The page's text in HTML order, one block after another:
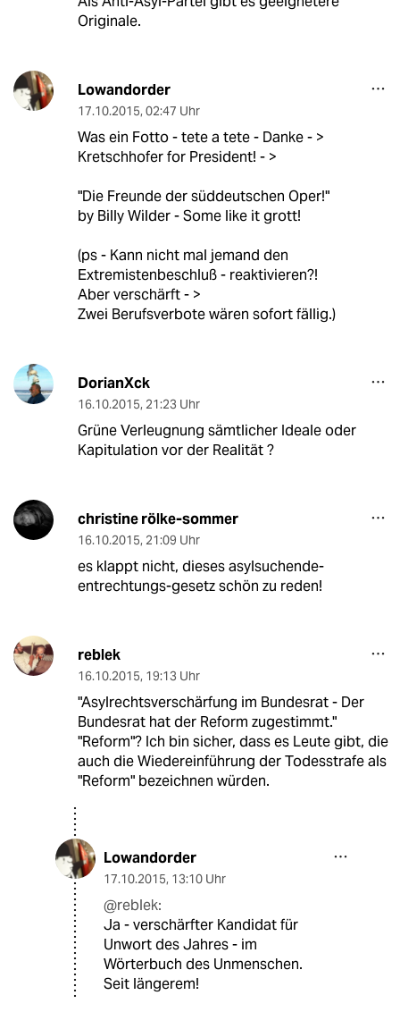
Originale.
Lowandorder
17.10.2015, 02:47 Uhr
Was ein Fotto - tete a tete - Danke - >
Kretschhofer for President! - >
"Die Freunde der süddeutschen Oper!"
by Billy Wilder - Some like it grott!
(ps - Kann nicht mal jemand den
Extremistenbeschluß - reaktivieren?!
Aber verschärft - >
Zwei Berufsverbote wären sofort fällig.)
DorianXck
16.10.2015, 21:23 Uhr
Grüne Verleugnung sämtlicher Ideale oder
Kapitulation vor der Realität ?
christine rölke-sommer
16.10.2015, 21:09 Uhr
es klappt nicht, dieses asylsuchende-
entrechtungs-gesetz schön zu reden!
reblek
16.10.2015, 19:13 Uhr
"Asylrechtsverschärfung im Bundesrat - Der
Bundesrat hat der Reform zugestimmt."
"Reform"? Ich bin sicher, dass es Leute gibt, die
auch die Wiedereinführung der Todesstrafe als
"Reform" bezeichnen würden.
Lowandorder
17.10.2015, 13:10 Uhr
@reblek:
Ja - verschärfter Kandidat für
Unwort des Jahres - im
Wörterbuch des Unmenschen.
Seit längerem!